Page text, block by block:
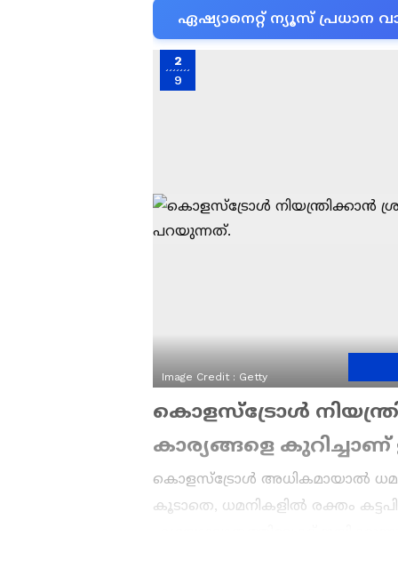
ഏഷ്യാനെറ്റ് ന്യൂസ് പ്രധാന
2
9
Image Credit : Getty
കൊളസ്ട്രോൾ
കാര്യങ്ങളെ
കൊളസ്ട്രോൾ അധികമായാൽ
കൂടാതെ, ധമനികളിൽ രക്തം